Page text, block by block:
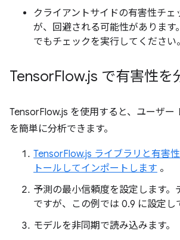
クライアントサイドの有害性チェ
が、回避される可能性があります
でもチェックを実行してください。
TensorFlow.js で有害性を
TensorFlow.js を使用すると、ユーザー
を簡単に分析できます。
TensorFlow.js ライブラリと有害
トールしてインポートします 。
予測の最小信頼度を設定します。
ですが、この例では 0.9 に設定し
モデルを非同期で読み込みます。